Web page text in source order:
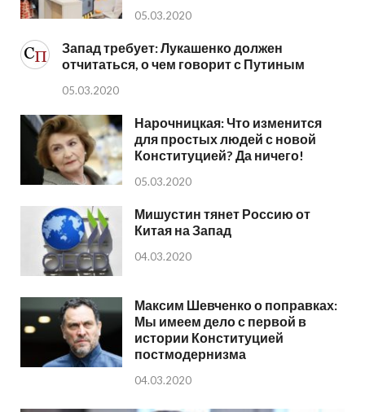
05.03.2020
Запад требует: Лукашенко должен
отчитаться, о чем говорит с Путиным
05.03.2020
Нарочницкая: Что изменится
для простых людей с новой
Конституцией? Да ничего!
05.03.2020
Мишустин тянет Россию от
Китая на Запад
04.03.2020
Максим Шевченко о поправках:
Мы имеем дело с первой в
истории Конституцией
постмодернизма
04.03.2020